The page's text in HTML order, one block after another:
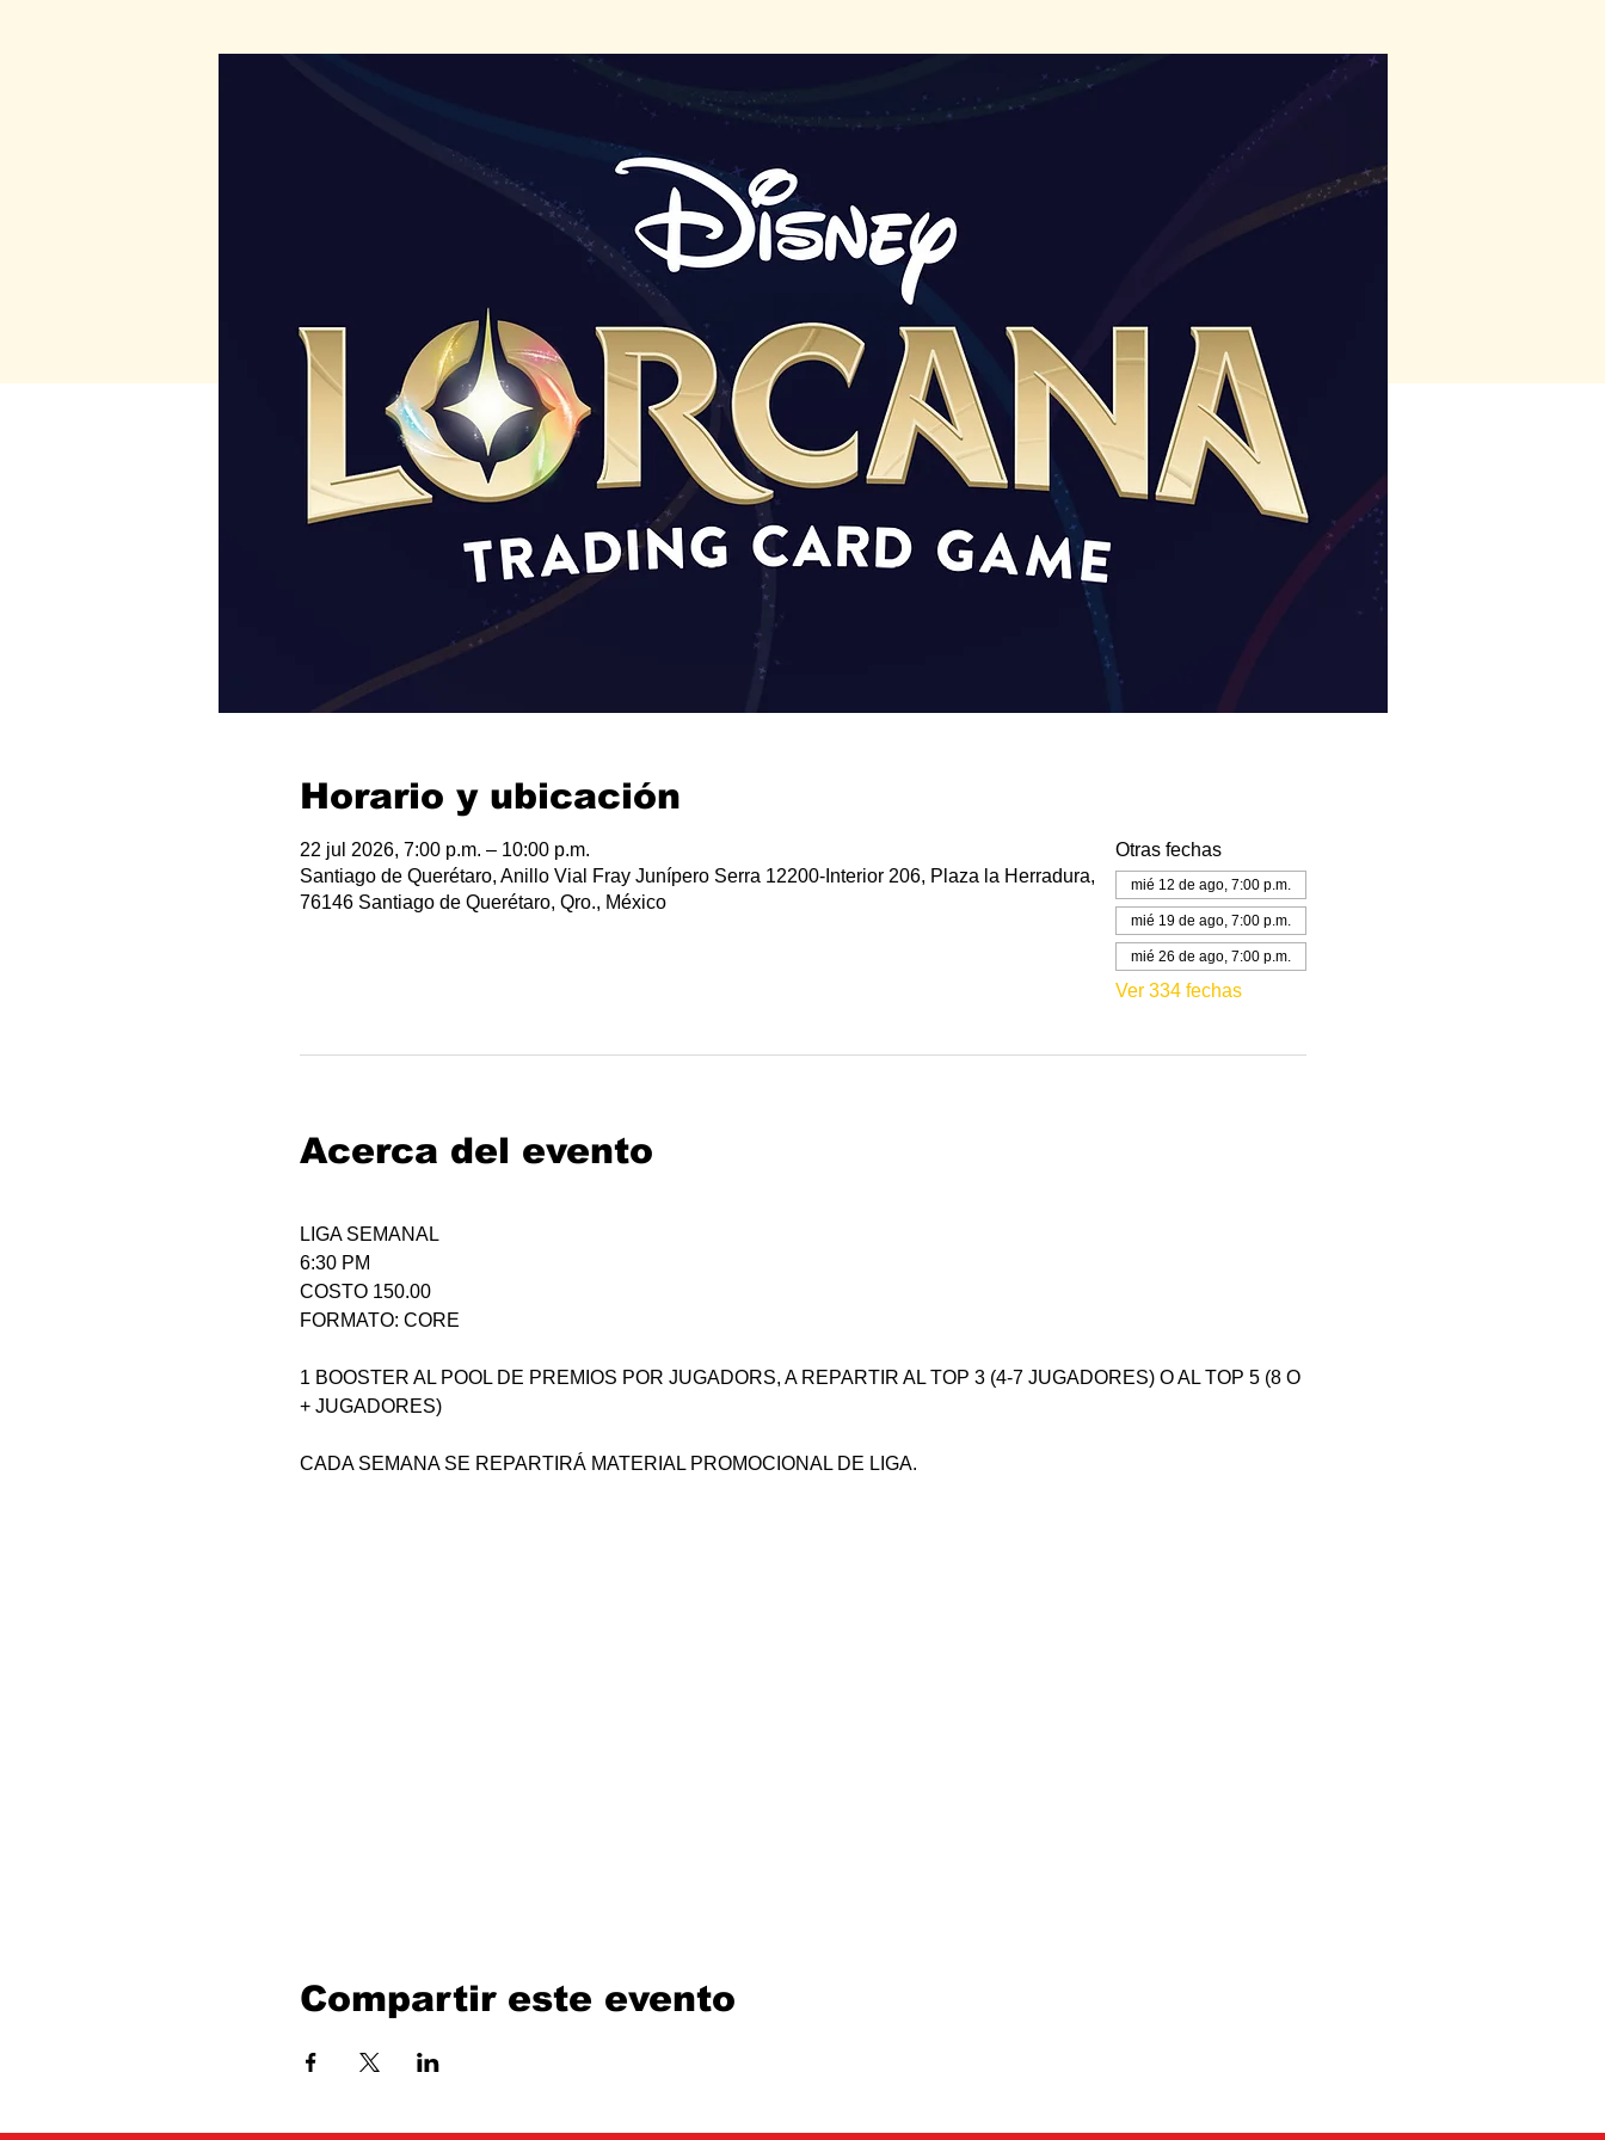
Horario y ubicación
22 jul 2026, 7:00 p.m. – 10:00 p.m.
Santiago de Querétaro, Anillo Vial Fray Junípero Serra 12200-Interior 206, Plaza la Herradura,
76146 Santiago de Querétaro, Qro., México
Otras fechas
mié 12 de ago, 7:00 p.m.
mié 19 de ago, 7:00 p.m.
mié 26 de ago, 7:00 p.m.
Ver 334 fechas
Acerca del evento
LIGA SEMANAL
6:30 PM
COSTO 150.00
FORMATO: CORE
1 BOOSTER AL POOL DE PREMIOS POR JUGADORS, A REPARTIR AL TOP 3 (4-7 JUGADORES) O AL TOP 5 (8 O
+ JUGADORES)
CADA SEMANA SE REPARTIRÁ MATERIAL PROMOCIONAL DE LIGA.
Compartir este evento